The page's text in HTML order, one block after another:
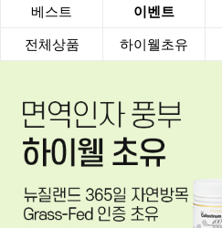
베스트 이벤트
전체상품 하이웰초유